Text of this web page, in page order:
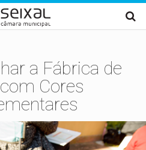
a Fábrica de
Cores